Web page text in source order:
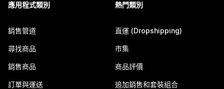
應用程式類別
銷售管道
尋找商品
銷售商品
訂單與運送
熱門類別
直運 (Dropshipping)
市集
商品評價
追加銷售和套裝組合